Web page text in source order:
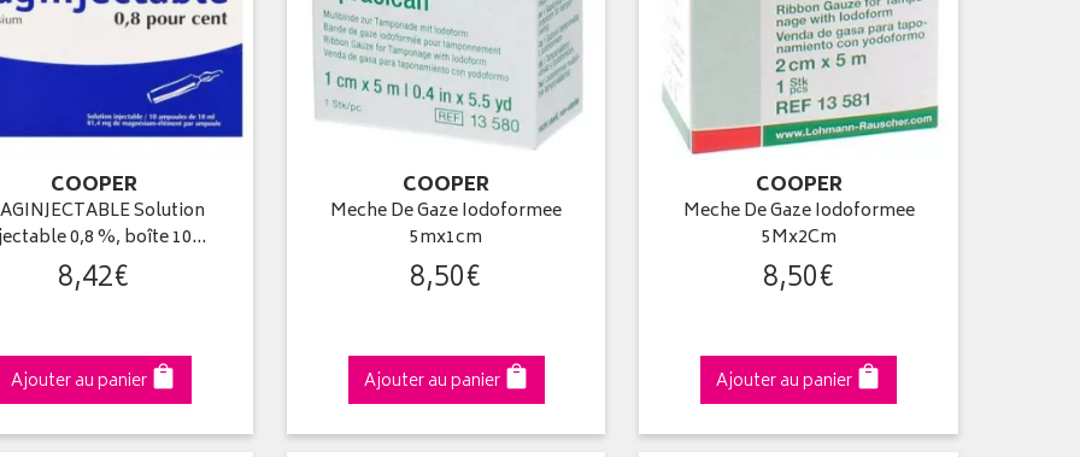
COOPER
Solution
0,8 %, boîte 10…
8,42€
Ajouter au panier
COOPER
Meche De Gaze Iodoformee
5mx1cm
8,50€
Ajouter au panier
COOPER
Meche De Gaze Iodoformee
5Mx2Cm
8,50€
Ajouter au panier